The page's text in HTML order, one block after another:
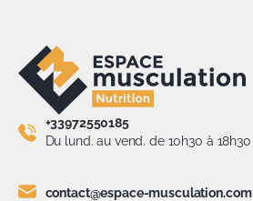
+33972550185
Du lund. au vend. de 10h30 à 18h30
contact@espace-musculation.com